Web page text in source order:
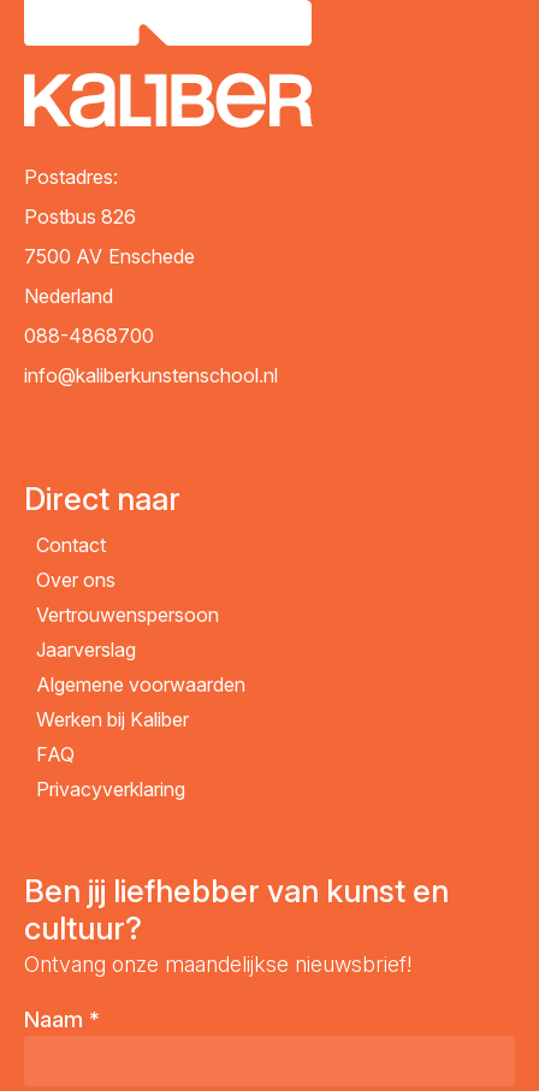
Postadres:
Postbus 826
7500 AV Enschede
Nederland
088-4868700
info@kaliberkunstenschool.nl
Direct naar
Contact
Over ons
Vertrouwenspersoon
Jaarverslag
Algemene voorwaarden
Werken bij Kaliber
FAQ
Privacyverklaring
Ben jij liefhebber van kunst en
cultuur?
Ontvang onze maandelijkse nieuwsbrief!
Naam *